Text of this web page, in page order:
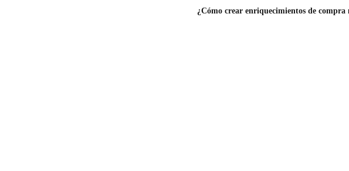
¿Cómo crear enriquecimientos de compra